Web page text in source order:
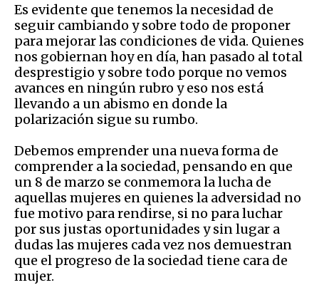
Es evidente que tenemos la necesidad de
seguir cambiando y sobre todo de proponer
para mejorar las condiciones de vida. Quienes
nos gobiernan hoy en día, han pasado al total
desprestigio y sobre todo porque no vemos
avances en ningún rubro y eso nos está
llevando a un abismo en donde la
polarización sigue su rumbo.
Debemos emprender una nueva forma de
comprender a la sociedad, pensando en que
un 8 de marzo se conmemora la lucha de
aquellas mujeres en quienes la adversidad no
fue motivo para rendirse, si no para luchar
por sus justas oportunidades y sin lugar a
dudas las mujeres cada vez nos demuestran
que el progreso de la sociedad tiene cara de
mujer.